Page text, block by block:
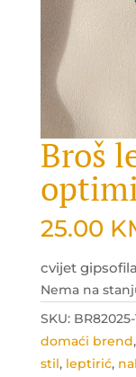
Broš
25.00
cvijet gipsofila
Nema na
SKU: BR82025-
domaći brend,
stil, leptirić,